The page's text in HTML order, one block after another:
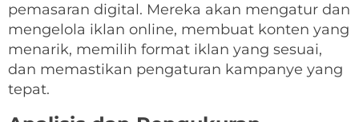
pemasaran digital. Mereka akan mengatur dan
mengelola iklan online, membuat konten yang
menarik, memilih format iklan yang sesuai,
dan memastikan pengaturan kampanye yang
tepat.